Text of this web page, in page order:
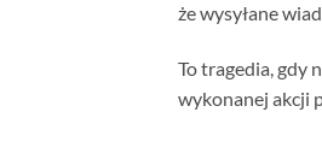
że wysyłane
To tragedia, gdy
wykonanej akcji